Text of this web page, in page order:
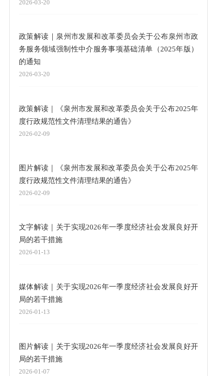
2026-03-20
政策解读｜泉州市发展和改革委员会关于公布泉州市政
务服务领域强制性中介服务事项基础清单（2025年版）
的通知
2026-03-20
政策解读｜《泉州市发展和改革委员会关于公布2025年
度行政规范性文件清理结果的通告》
2026-02-09
图片解读｜《泉州市发展和改革委员会关于公布2025年
度行政规范性文件清理结果的通告》
2026-02-09
文字解读｜关于实现2026年一季度经济社会发展良好开
局的若干措施
2026-01-13
媒体解读｜关于实现2026年一季度经济社会发展良好开
局的若干措施
2026-01-13
图片解读｜关于实现2026年一季度经济社会发展良好开
局的若干措施
2026-01-07